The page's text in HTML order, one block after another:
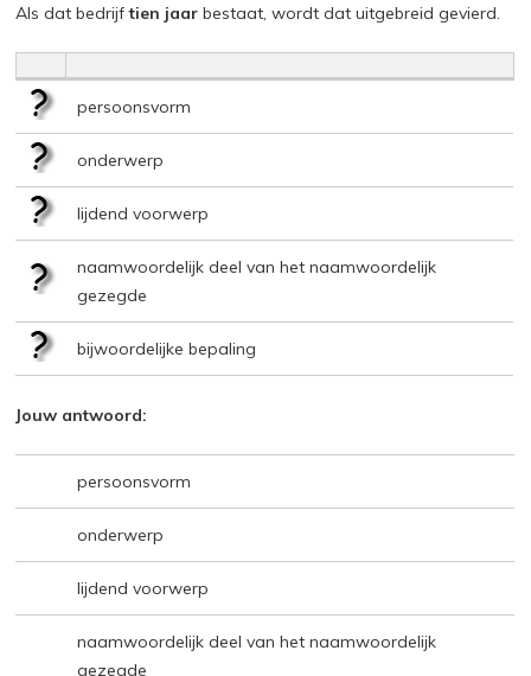
Als dat bedrijftien jaar bestaat, wordt dat uitgebreid gevierd.
persoonsvorm
onderwerp
lijdend voorwerp
naamwoordelijk deel van het naamwoordelijk
gezegde
bijwoordelijke bepaling
Jouw antwoord:
persoonsvorm
onderwerp
lijdend voorwerp
naamwoordelijk deel van het naamwoordelijk
gezegde